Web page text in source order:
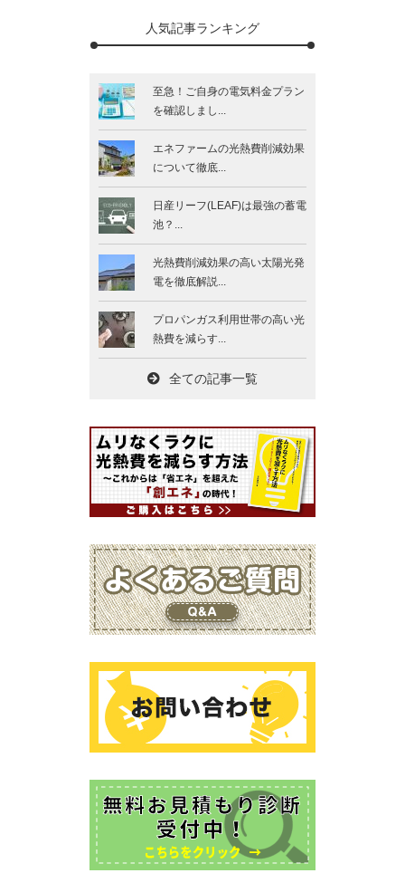
人気記事ランキング
至急！ご自身の電気料金プラン
を確認しまし...
エネファームの光熱費削減効果
について徹底...
日産リーフ(LEAF)は最強の蓄電
池？...
光熱費削減効果の高い太陽光発
電を徹底解説...
プロパンガス利用世帯の高い光
熱費を減らす...
全ての記事一覧